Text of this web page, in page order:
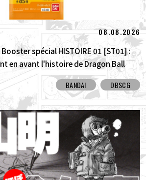
08.08.2026
spécial HISTOIRE 01 [ST01] :
en avant l'histoire de Dragon Ball
toutes les cartes à illustration
BANDAI DBSCG